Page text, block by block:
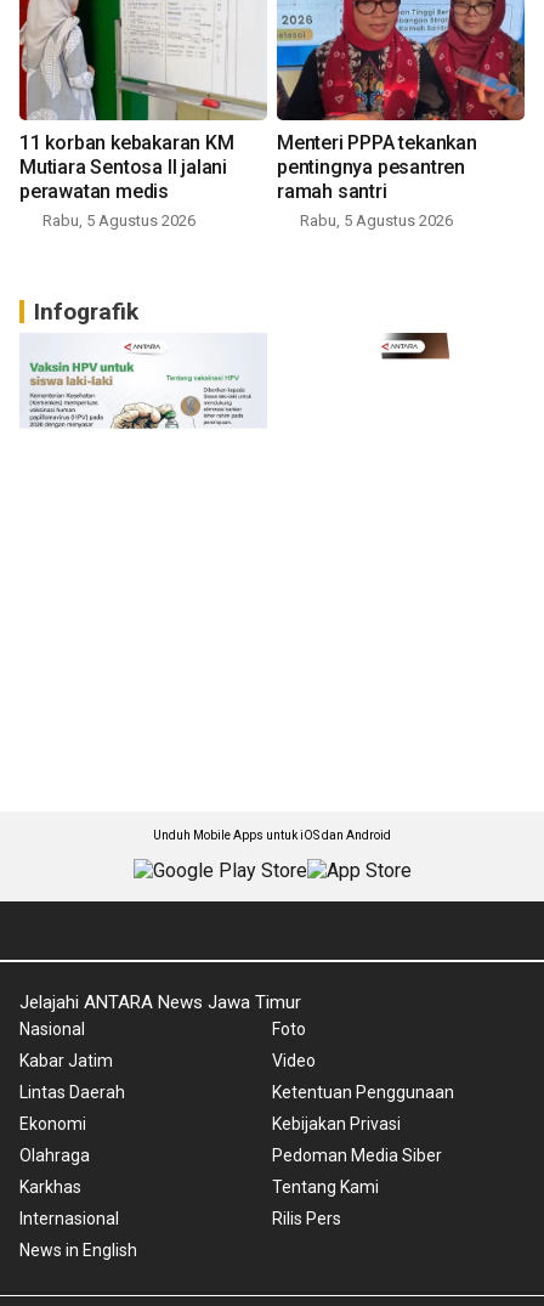
11 korban kebakaran KM
Mutiara Sentosa II jalani
perawatan medis
Rabu, 5 Agustus 2026
Menteri PPPA tekankan
pentingnya pesantren
ramah santri
Rabu, 5 Agustus 2026
Infografik
Unduh Mobile Apps untuk iOS dan Android
Jelajahi ANTARA News Jawa Timur
Nasional
Kabar Jatim
Lintas Daerah
Ekonomi
Olahraga
Karkhas
Internasional
News in English
Foto
Video
Ketentuan Penggunaan
Kebijakan Privasi
Pedoman Media Siber
Tentang Kami
Rilis Pers